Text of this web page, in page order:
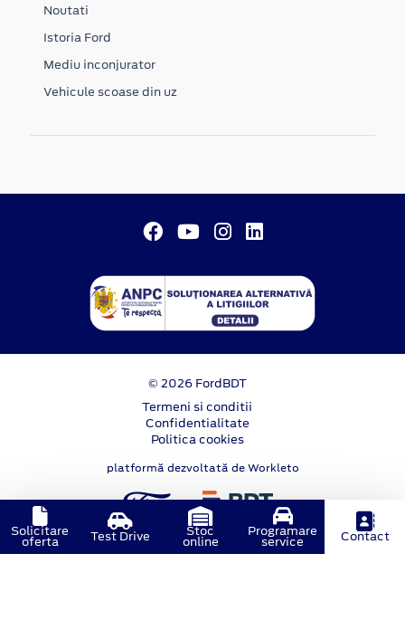
Noutati
Istoria Ford
Mediu inconjurator
Vehicule scoase din uz
© 2026 FordBDT
Termeni si conditii
Confidentialitate
Politica cookies
platformă dezvoltată de Workleto
Solicitare
oferta Test Drive Stoc
online
Programare
service Contact